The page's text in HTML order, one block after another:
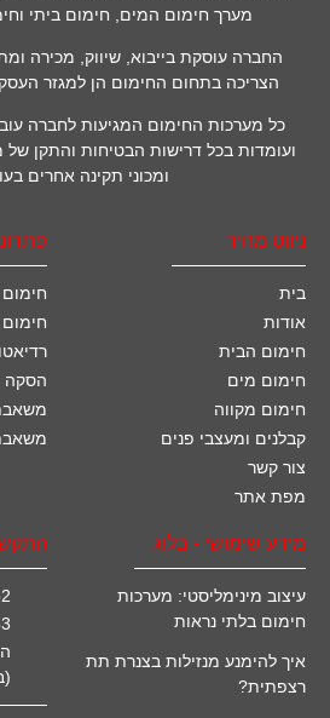
מערך חימום המים, חימום ביתי
החברה עוסקת בייבוא, שיווק, מכירה
הצריכה בתחום החימום הן למגזר
כל מערכות החימום המגיעות לחברה
ועומדות בכל דרישות הבטיחות והתקן של
ומכוני תקינה אחרים
ניווט מהיר
בית
אודות
חימום הבית
חימום מים
חימום מקווה
קבלנים ומעצבי פנים
צור קשר
מפת אתר
הסקה
מידע שימושי - בלוג
עיצוב מינימליסטי: מערכות
חימום בלתי נראות
איך להימנע מנזילות בצנרת תת
רצפתית?